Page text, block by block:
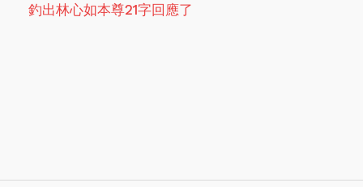
釣出林心如本尊21字回應了